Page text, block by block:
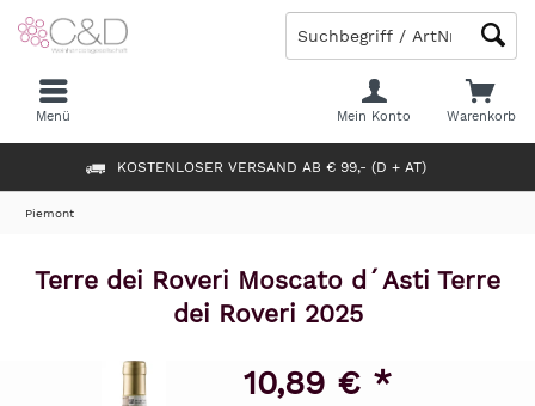
KOSTENLOSER VERSAND AB € 99,- (D + AT)
Warenkorb
Mein Konto
Menü
Piemont
Terre dei Roveri Moscato d´Asti Terre
dei Roveri 2025
10,89 € *